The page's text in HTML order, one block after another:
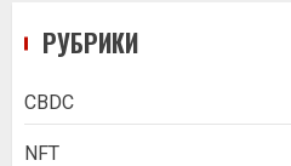
РУБРИКИ
CBDC
NFT